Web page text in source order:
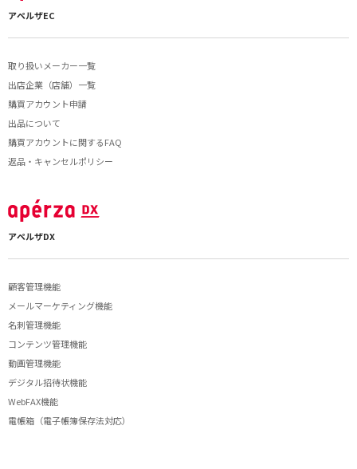
アペルザEC
取り扱いメーカー一覧
出店企業（店舗）一覧
購買アカウント申請
出品について
購買アカウントに関するFAQ
返品・キャンセルポリシー
アペルザDX
顧客管理機能
メールマーケティング機能
名刺管理機能
コンテンツ管理機能
動画管理機能
デジタル招待状機能
WebFAX機能
電帳箱（電子帳簿保存法対応）